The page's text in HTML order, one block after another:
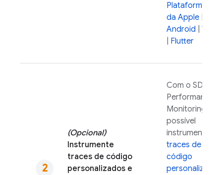
Plataformas
da Apple
Android
Web
Flutter
(Opcional)
Instrumente
traces de código
personalizados e
Com o SDK do
Performance
Monitoring
possível
instrumentar
traces de
código
personalizado